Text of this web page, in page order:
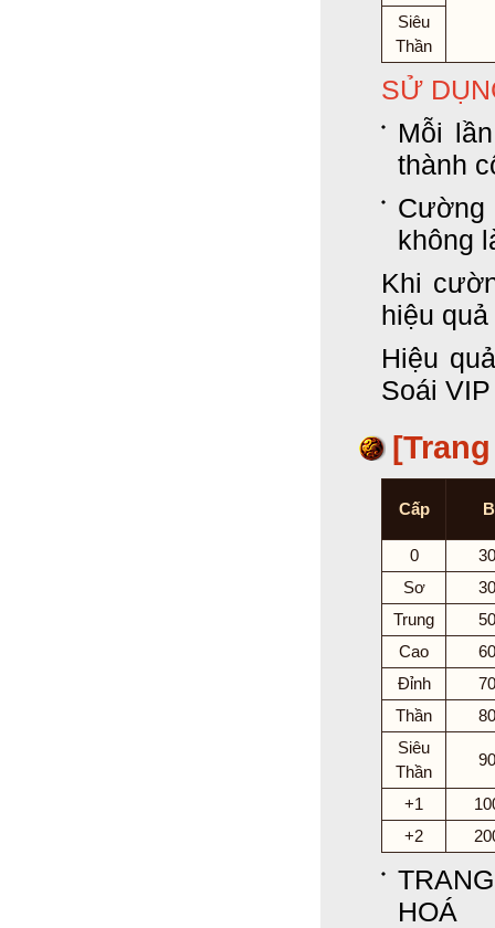
Siêu
Thần
SỬ
Mỗi
thành
không
Khi
hiệu
Hiệu
Soái
Cấp
0
Sơ
Trung
Cao
Đỉnh
Thần
Siêu
Thần
+1
+2
HOÁ